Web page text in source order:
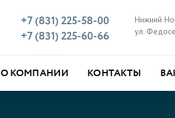
+7 (831) 225-58-00
+7 (831) 225-60-66
Нижний
ул.
О КОМПАНИИ КОНТАКТЫ